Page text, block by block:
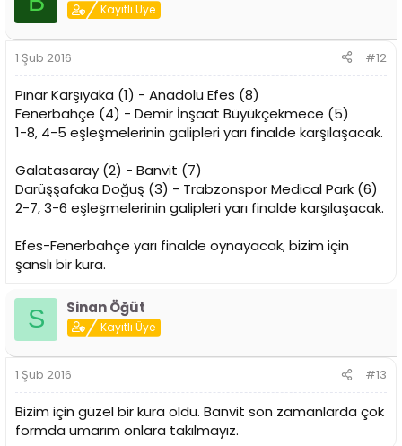
Kayıtlı Üye
1 Şub 2016 #12
Pınar Karşıyaka (1) - Anadolu Efes (8)
Fenerbahçe (4) - Demir İnşaat Büyükçekmece (5)
1-8, 4-5 eşleşmelerinin galipleri yarı finalde karşılaşacak.
Galatasaray (2) - Banvit (7)
Darüşşafaka Doğuş (3) - Trabzonspor Medical Park (6)
2-7, 3-6 eşleşmelerinin galipleri yarı finalde karşılaşacak.
Efes-Fenerbahçe yarı finalde oynayacak, bizim için
şanslı bir kura.
S Sinan Öğüt
Kayıtlı Üye
1 Şub 2016 #13
Bizim için güzel bir kura oldu. Banvit son zamanlarda çok
formda umarım onlara takılmayız.